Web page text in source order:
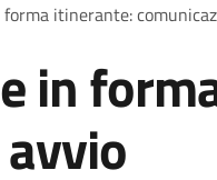
forma itinerante:
in